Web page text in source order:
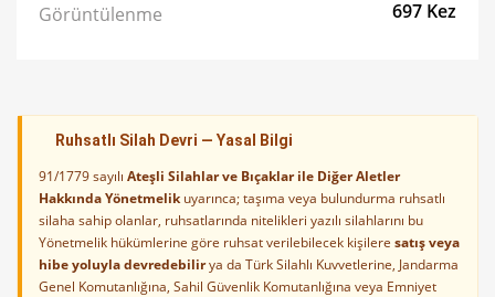
Görüntülenme
697 Kez
Ruhsatlı Silah Devri — Yasal Bilgi
91/1779 sayılı Ateşli Silahlar ve Bıçaklar ile Diğer Aletler
Hakkında Yönetmelikuyarınca; taşıma veya bulundurma ruhsatlı
silaha sahip olanlar, ruhsatlarında nitelikleri yazılı silahlarını bu
Yönetmelik hükümlerine göre ruhsat verilebilecek kişilere satış veya
hibe yoluyla devredebilirya da Türk Silahlı Kuvvetlerine, Jandarma
Genel Komutanlığına, Sahil Güvenlik Komutanlığına veya Emniyet